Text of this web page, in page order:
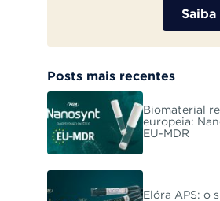
Saiba
Posts mais recentes
Biomaterial
europeia:
EU-MDR
Elóra APS: o